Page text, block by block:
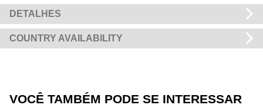
DETALHES
COUNTRY AVAILABILITY
VOCÊ TAMBÉM PODE SE INTERESSAR